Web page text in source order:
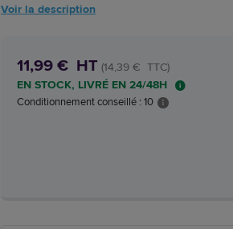
Voir la description
11,99 € HT (14,39 € TTC)
EN STOCK, LIVRÉ EN 24/48H
Conditionnement conseillé : 10